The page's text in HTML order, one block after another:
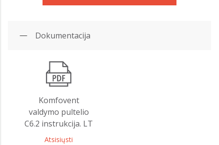
Dokumentacija
Komfovent
valdymo pultelio
C6.2 instrukcija. LT
Atsisiųsti